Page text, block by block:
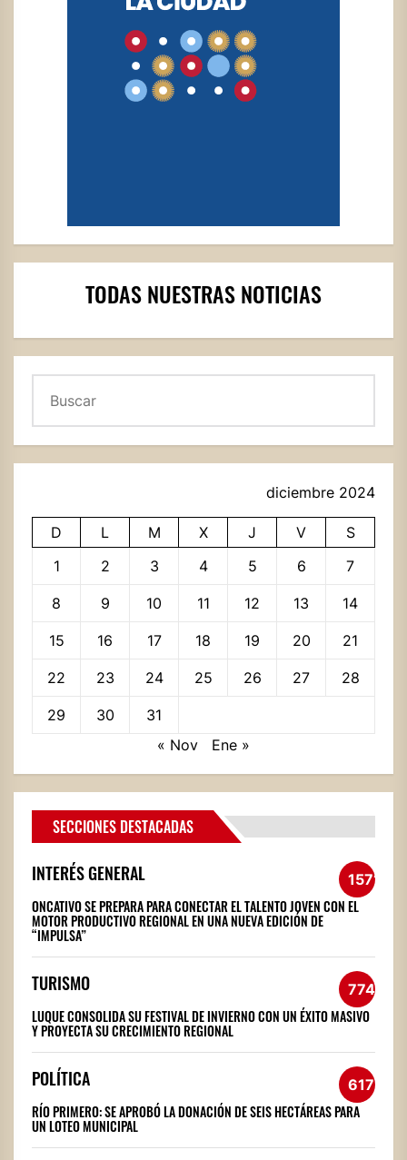
TODAS NUESTRAS NOTICIAS
diciembre 2024
D L M X J V
S
1
2 3 4 5 6 7
8 9 10 11 12 13 14
15 16 17 18 19 20 21
22 23 24 25 26 27 28
29 30
31
« Nov
Ene »
SECCIONES DESTACADAS
INTERÉS GENERAL 1571
ONCATIVO SE PREPARA PARA CONECTAR EL TALENTO JOVEN CON EL
MOTOR PRODUCTIVO REGIONAL EN UNA NUEVA EDICIÓN DE
“IMPULSA”
TURISMO 774
LUQUE CONSOLIDA SU FESTIVAL DE INVIERNO CON UN ÉXITO MASIVO
Y PROYECTA SU CRECIMIENTO REGIONAL
POLÍTICA 617
RÍO PRIMERO: SE APROBÓ LA DONACIÓN DE SEIS HECTÁREAS PARA
UN LOTEO MUNICIPAL